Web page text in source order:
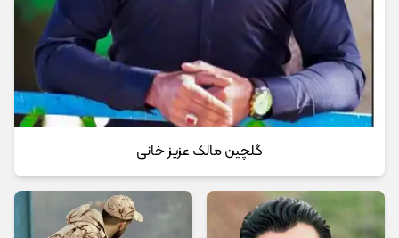
گلچین مالک عزیز خانی